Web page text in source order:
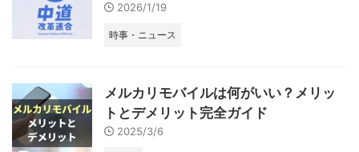
2026/1/19
時事・ニュース
メルカリモバイルは何がいい？メリッ
トとデメリット完全ガイド
2025/3/6